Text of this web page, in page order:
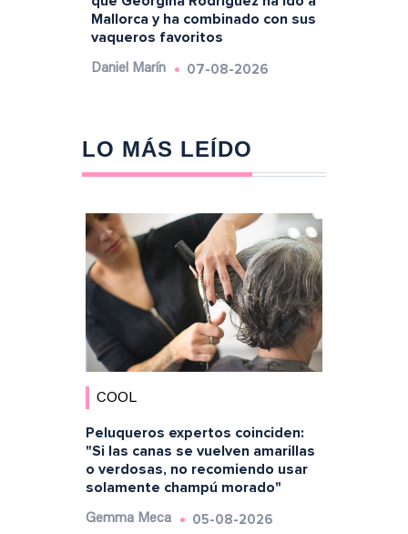
Mallorca y ha combinado con sus
vaqueros favoritos
Daniel Marín 07-08-2026
LO MÁS LEÍDO
COOL
Peluqueros expertos coinciden:
"Si las canas se vuelven amarillas
o verdosas, no recomiendo usar
solamente champú morado"
Gemma Meca 05-08-2026